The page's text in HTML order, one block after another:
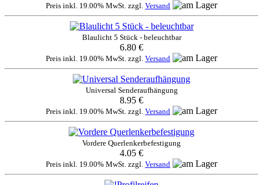
Preis inkl. 19.00% MwSt. zzgl. Versand
Blaulicht 5 Stück - beleuchtbar
6.80 €
Preis inkl. 19.00% MwSt. zzgl. Versand
Universal Senderaufhängung
8.95 €
Preis inkl. 19.00% MwSt. zzgl. Versand
Vordere Querlenkerbefestigung
4.05 €
Preis inkl. 19.00% MwSt. zzgl. Versand